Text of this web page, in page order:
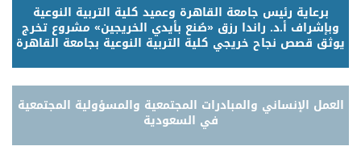
برعاية رئيس جامعة القاهرة وعميد كلية التربية النوعية
وبإشراف أ.د. راندا رزق «صُنع بأيدي الخريجين» مشروع تخرج
يوثق قصص نجاح خريجي كلية التربية النوعية بجامعة القاهرة
العمل الإنساني والمبادرات المجتمعية والمسؤولية المجتمعية
في السعودية